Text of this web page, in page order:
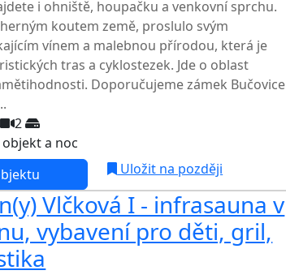
i ohniště, houpačku a venkovní sprchu.
koutem země, proslulo svým
vínem a malebnou přírodou, která je
tras a cyklostezek. Jde o oblast
Doporučujeme zámek Bučovice
2
objekt a noc
Uložit na později
Vlčková I - infrasauna v
vybavení pro děti, gril,